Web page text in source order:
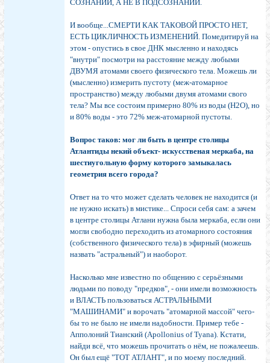
СОЗНАНИИ, А НЕ В ПОДСОЗНАНИИ.
И вообще...СМЕРТИ КАК ТАКОВОЙ ПРОСТО НЕТ,
ЕСТЬ ЦИКЛИЧНОСТЬ ИЗМЕНЕНИЙ. Помедитируй на
этом - опустись в свое ДНК мысленно и находясь
"внутри" посмотри на расстояние между любыми
ДВУМЯ атомами своего физического тела. Можешь ли
(мысленно) измерить пустоту (меж-атомарное
пространство) между любыми двумя атомами свого
тела? Мы все состоим примерно 80% из воды (H2O), но
и 80% воды - это 72% меж-атомарной пустоты.
Вопрос таков: мог ли быть в центре столицы
Атлантиды некий объект- искусственая меркаба, на
шестиугольную форму которого замыкалась
геометрия всего города?
Ответ на то что может сделать человек не находится (и
не нужно искать) в мистике... Спроси себя сам: а зачем
в центре столицы Атлани нужна была меркаба, если они
могли свободно переходить из атомарного состояния
(собственного физического тела) в эфирный (можешь
назвать "астральный") и наоборот.
Насколько мне известно по общению с серьёзными
людьми по поводу "предков", - они имели возможность
и ВЛАСТЬ пользоваться АСТРАЛЬНЫМИ
"МАШИНАМИ" и ворочать "атомарной массой" чего-
бы то не было не имели надобности. Пример тебе -
Апполоний Тианский (Apollonius of Tyana). Кстати,
найди всё, что можешь прочитать о нём, не пожалеешь.
Он был ещё "ТОТ АТЛАНТ", и по моему последний.